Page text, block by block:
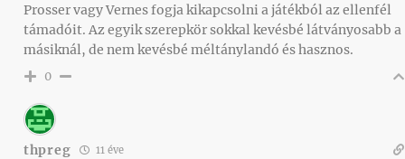
Prosser vagy Vernes fogja kikapcsolni a játékból az ellenfél
támadóit. Az egyik szerepkör sokkal kevésbé látványosabb a
másiknál, de nem kevésbé méltánylandó és hasznos.
0
thpreg 11 éve